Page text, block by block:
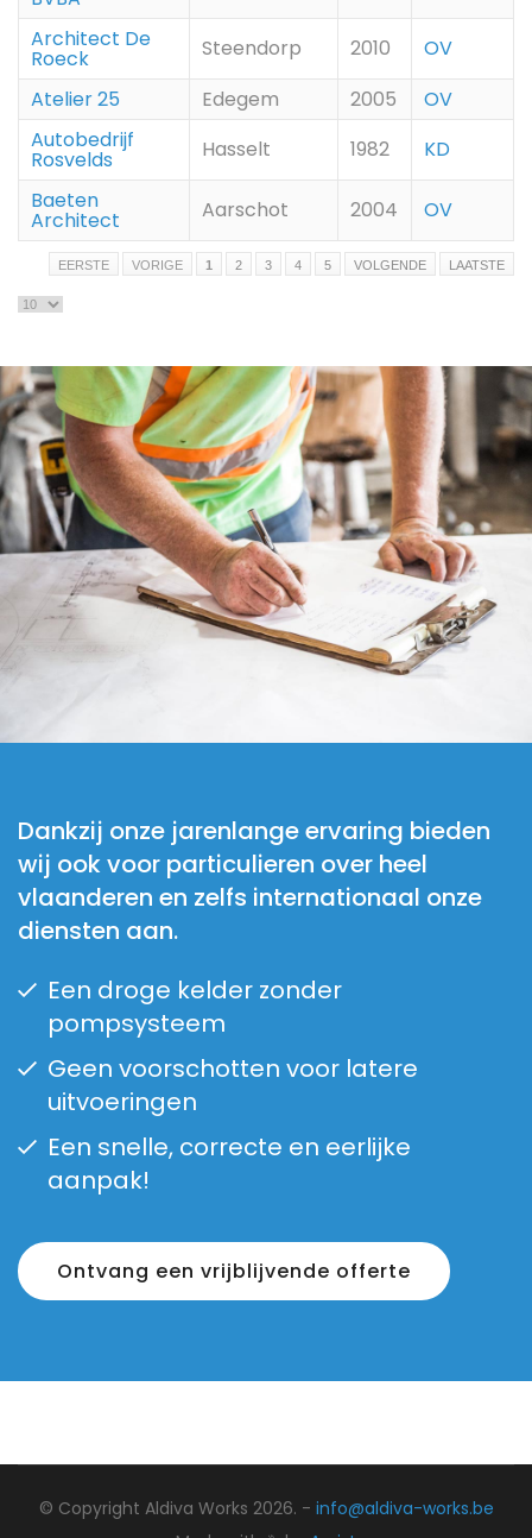
Architect De
Roeck Steendorp 2010
OV
Atelier 25
Edegem 2005
OV
Autobedrijf
Rosvelds Hasselt 1982
KD
Baeten
Architect Aarschot 2004 OV
EERSTE VORIGE 1 2 3 4 5 VOLGENDE LAATSTE
Dankzij onze jarenlange ervaring bieden
wij ook voor particulieren over heel
vlaanderen en zelfs internationaal onze
diensten aan.
Een droge kelder zonder
pompsysteem
Geen voorschotten voor latere
uitvoeringen
Een snelle, correcte en eerlijke
aanpak!
Ontvang een vrijblijvende offerte
© Copyright Aldiva Works 2026. - info@aldiva-works.be